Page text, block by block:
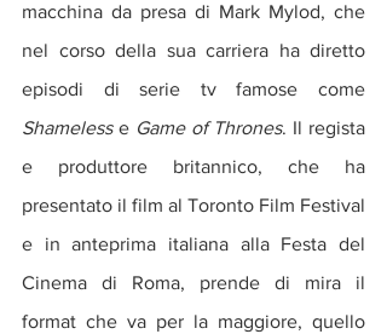
macchina da presa di Mark Mylod, che
nel corso della sua carriera ha diretto
Shameless e Game of Thrones. Il regista
e produttore britannico, che ha
presentato il film al Toronto Film Festival
e in anteprima italiana alla Festa del
Cinema di Roma, prende di mira il
format che va per la maggiore, quello